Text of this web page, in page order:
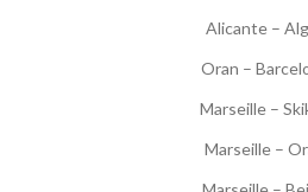
Alicante –
Oran –
Marseille –
Marseille –